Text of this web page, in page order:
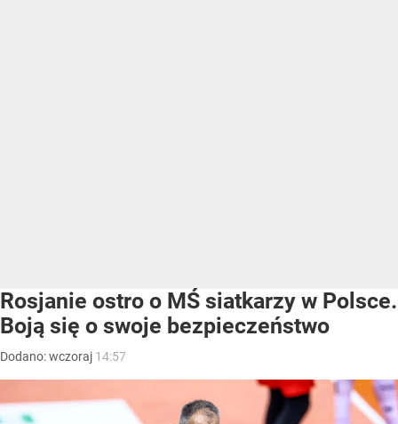
Rosjanie ostro o MŚ siatkarzy w Polsce.
Boją się o swoje bezpieczeństwo
Dodano:wczoraj 14:57